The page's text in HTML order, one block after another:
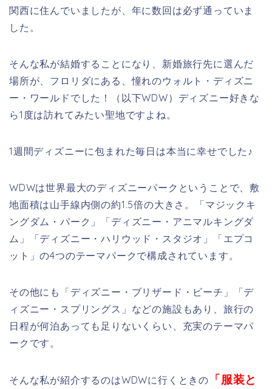
関西に住んでいましたが、年に数回は必ず通っていま
した。
そんな私が結婚することになり、新婚旅行先に選んだ
場所が、フロリダにある、憧れのウォルト・ディズニ
ー・ワールドでした！（以下WDW）ディズニー好きな
ら1度は訪れてみたい聖地ですよね。
1週間ディズニーに包まれた毎日は本当に幸せでした♪
WDWは世界最大のディズニーパークということで、敷
地面積は山手線内側の約1.5倍の大きさ。「マジックキ
ングダム・パーク」「ディズニー・アニマルキングダ
ム」「ディズニー・ハリウッド・スタジオ」「エプコ
ット」の4つのテーマパークで構成されています。
その他にも「ディズニー・ブリザード・ビーチ」「デ
ィズニー・スプリングス」などの施設もあり、旅行の
日程が何泊あっても足りないくらい、充実のテーマパ
ークです。
そんな私が紹介するのはWDWに行くときの 「服装と